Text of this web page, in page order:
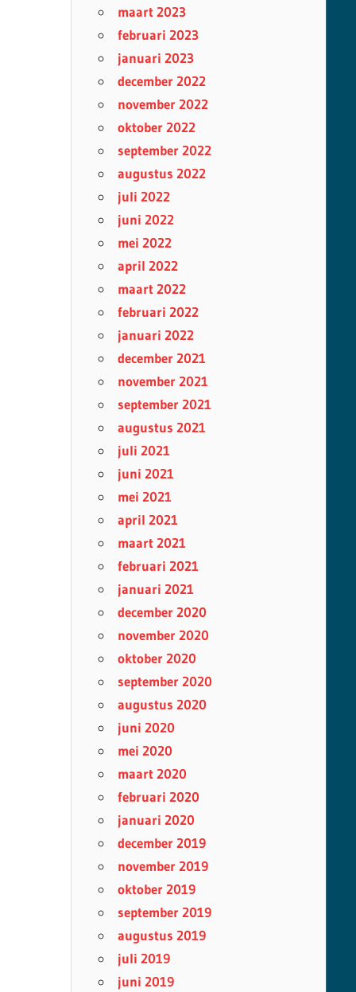
maart 2023
februari 2023
januari 2023
december 2022
november 2022
oktober 2022
september 2022
augustus 2022
juli 2022
juni 2022
mei 2022
april 2022
maart 2022
februari 2022
januari 2022
december 2021
november 2021
september 2021
augustus 2021
juli 2021
juni 2021
mei 2021
april 2021
maart 2021
februari 2021
januari 2021
december 2020
november 2020
oktober 2020
september 2020
augustus 2020
juni 2020
mei 2020
maart 2020
februari 2020
januari 2020
december 2019
november 2019
oktober 2019
september 2019
augustus 2019
juli 2019
juni 2019